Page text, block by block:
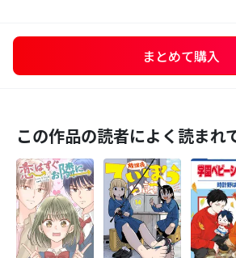
まとめて購入
この作品の読者によく読まれ